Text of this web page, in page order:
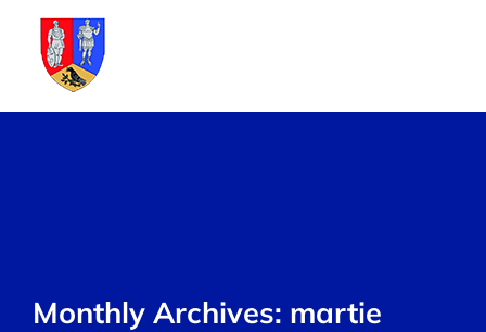
content
Monthly Archives: martie